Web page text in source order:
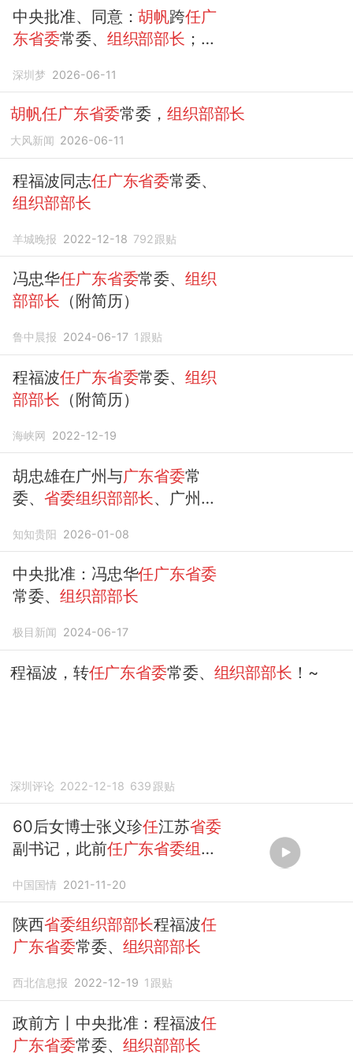
中央批准、同意：胡帆跨任广
东省委常委、 组织部部长 ； 广
布；许建领任 深圳职业技术大
学党委书记|深圳特事
深圳梦 2026-06-11
胡帆任广东省委常委， 组织部部长
大风新闻 2026-06-11
程福波同志任广东省委常委、
组织部部长
羊城晚报 2022-12-18 792跟贴
冯忠华任广东省委常委、组织
部部长 （附简历）
鲁中晨报 2024-06-17 1 跟贴
程福波任广东省委常委、组织
部部长 （附简历）
海峡网 2022-12-19
胡忠雄在广州与广东省委常
委、省委组织部部长、广州市
知知贵阳 2026-01-08
中央批准：冯忠华任广东省委
常委、组织部部长
极目新闻 2024-06-17
程福波，转任广东省委常委、 组织部部长 ！~
深圳评论 2022-12-18 639 跟贴
60后女博士张义珍任江苏省委
副书记，此前任广东省委组织
中国国情 2021-11-20
陕西省委组织部部长程福波任
广东省委常委、 组织部部长
西北信息报 2022-12-19 1 跟贴
政前方丨中央批准：程福波任
广东省委常委、 组织部部长